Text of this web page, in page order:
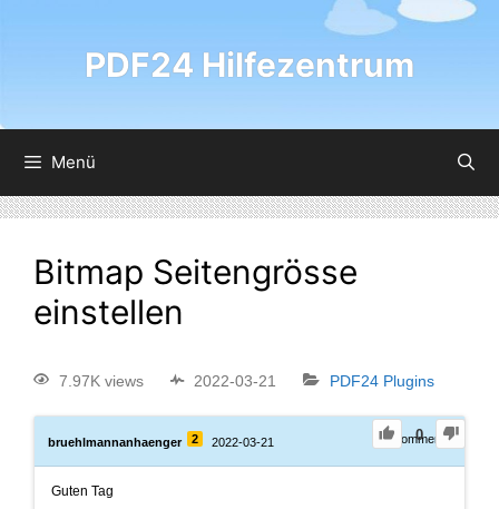
PDF24 Hilfezentrum
Menü
Bitmap Seitengrösse
einstellen
7.97K views 2022-03-21 PDF24 Plugins
0
bruehlmannanhaenger 2 2022-03-21 0Comments
Guten Tag